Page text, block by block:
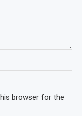
browser for the